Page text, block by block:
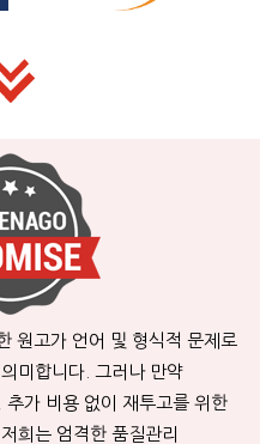
원고가 언어 및 형식적 문제로
미합니다. 그러나 만약
가 비용 없이 재투고를 위한
희는 엄격한 품질관리